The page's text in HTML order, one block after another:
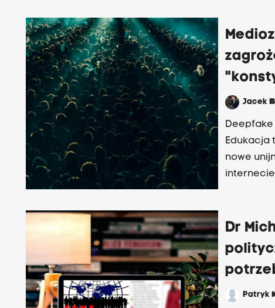
Jacek
Deepfake
Edukacja
nowe
Dr
Patryk